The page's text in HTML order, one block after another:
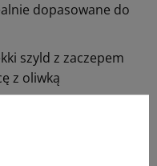
dopasowane do
szyld z zaczepem
z oliwką